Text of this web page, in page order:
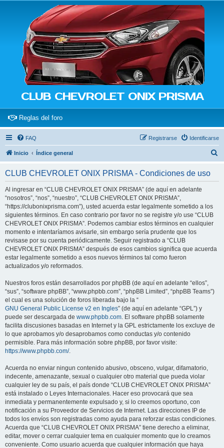
CLUB CHEVROLET ONIX PRISMA
Reglas del foro(Opens a new tab)
FAQ Identificarse
Registrarse
Inicio Índice general
CLUB CHEVROLET ONIX PRISMA - Condiciones de uso
Al ingresar en “CLUB CHEVROLET ONIX PRISMA” (de aquí en adelante
“nosotros”, “nos”, “nuestro”, “CLUB CHEVROLET ONIX PRISMA”,
“https://clubonixprisma.com”), usted acuerda estar legalmente sometido a los
siguientes términos. En caso contrario por favor no se registre y/o use “CLUB
CHEVROLET ONIX PRISMA”. Podemos cambiar estos términos en cualquier
momento e intentaríamos avisarle, sin embargo sería prudente que los
revisase por su cuenta periódicamente. Seguir registrado a “CLUB
CHEVROLET ONIX PRISMA” después de esos cambios significa que acuerda
estar legalmente sometido a esos nuevos términos tal como fueron
actualizados y/o reformados.
Nuestros foros están desarrollados por phpBB (de aquí en adelante “ellos”,
“sus”, “software phpBB”, “www.phpbb.com”, “phpBB Limited”, “phpBB Teams”)
el cual es una solución de foros liberada bajo la “
GNU General Public License v2 en Ingles” (de aquí en adelante “GPL”) y
puede ser descargada de www.phpbb.com. El software phpBB solamente
facilita discusiones basadas en Internet y la GPL estrictamente los excluye de
lo que aprobamos y/o desaprobamos como conductas y/o contenido
permisible. Para más información sobre phpBB, por favor visite:
https://www.phpbb.com/.
Acuerda no enviar ningun contenido abusivo, obsceno, vulgar, difamatorio,
indecente, amenazante, sexual o cualquier otro material que pueda violar
cualquier ley de su país, el país donde “CLUB CHEVROLET ONIX PRISMA”
está instalado o Leyes Internacionales. Hacer eso provocará que sea
inmediata y permanentemente expulsado y, si lo creemos oportuno, con
notificación a su Proveedor de Servicios de Internet. Las direcciones IP de
todos los envíos son registradas como ayuda para reforzar estas condiciones.
Acuerda que “CLUB CHEVROLET ONIX PRISMA” tiene derecho a eliminar,
editar, mover o cerrar cualquier tema en cualquier momento que lo creamos
conveniente. Como usuario acuerda que cualquier información que haya